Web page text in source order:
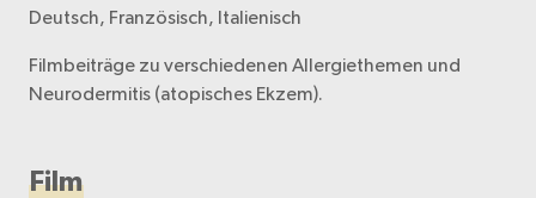
Deutsch, Französisch, Italienisch
Filmbeiträge zu verschiedenen Allergiethemen und
Neurodermitis (atopisches Ekzem).
Film